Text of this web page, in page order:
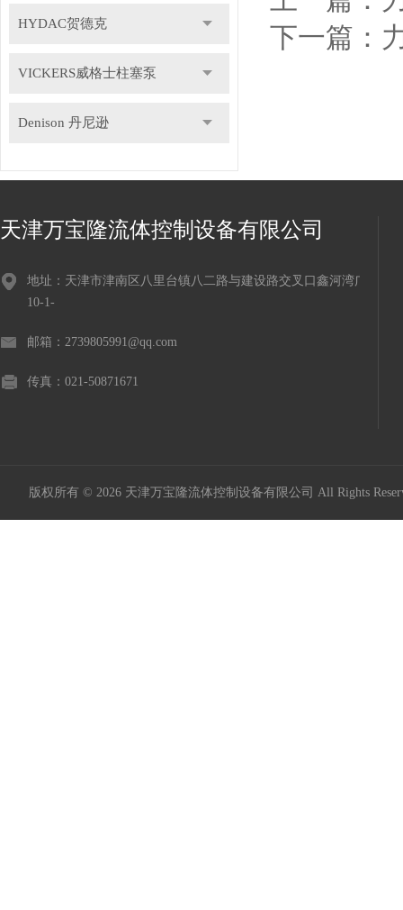
HYDAC贺德克
VICKERS威格士柱塞泵
Denison 丹尼逊
下一篇：
天津万宝隆流体控制设备有限公司
地址：天津市津南区八里台镇八二路与建设路交叉口鑫河湾广场
10-1-
邮箱：2739805991@qq.com
传真：021-50871671
版权所有 © 2026 天津万宝隆流体控制设备有限公司 All Rights